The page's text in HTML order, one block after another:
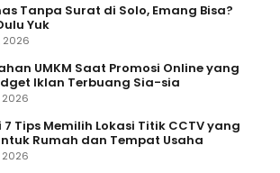
Tanpa Surat di Solo, Emang Bisa?
Yuk
2026
UMKM Saat Promosi Online yang
Iklan Terbuang Sia-sia
2026
Tips Memilih Lokasi Titik CCTV yang
Rumah dan Tempat Usaha
2026